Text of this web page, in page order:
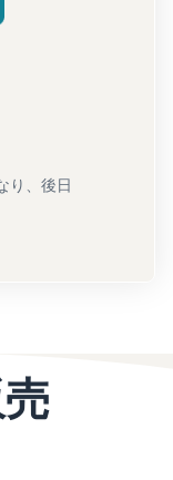
り、後日